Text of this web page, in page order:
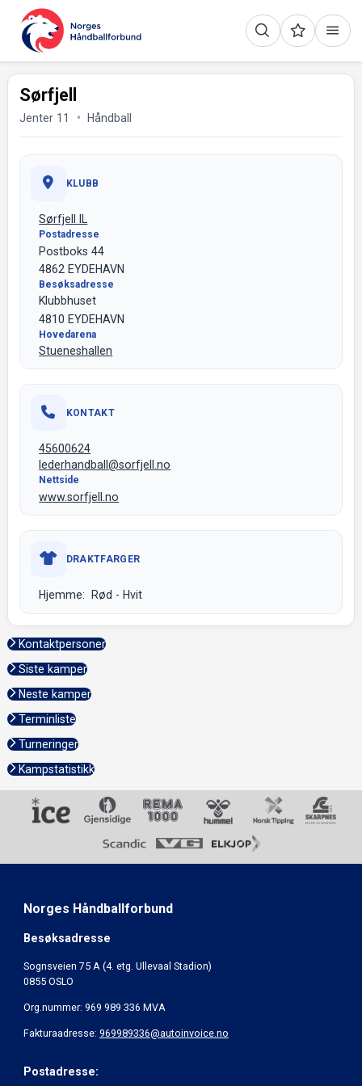
Sørfjell
Jenter 11 Håndball
KLUBB
Sørfjell IL
Postadresse
Postboks 44
4862 EYDEHAVN
Besøksadresse
Klubbhuset
4810 EYDEHAVN
Hovedarena
Stueneshallen
KONTAKT
45600624
lederhandball@sorfjell.no
Nettside
www.sorfjell.no
DRAKTFARGER
Hjemme: Rød - Hvit
Kontaktpersoner
Siste kamper
Neste kamper
Terminliste
Turneringer
Kampstatistikk
Norges Håndballforbund
Besøksadresse
Sognsveien 75 A (4. etg. Ullevaal Stadion)
0855 OSLO
Org.nummer: 969 989 336 MVA
Fakturaadresse: 969989336@autoinvoice.no
Postadresse: